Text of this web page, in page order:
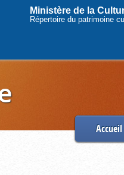
Ministère de la
Répertoire du patrimoine
Accueil